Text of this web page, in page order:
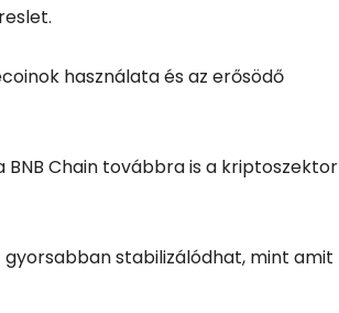
használata és az erősödő
Chain továbbra is a kriptoszektor
stabilizálódhat, mint amit